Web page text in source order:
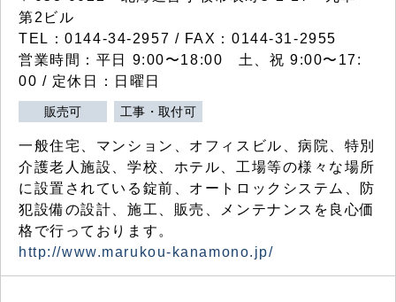
第2ビル
TEL：0144-34-2957 / FAX：0144-31-2955
営業時間：平日 9:00〜18:00 土、祝 9:00〜17:
00 / 定休日：日曜日
販売可 工事・取付可
一般住宅、マンション、オフィスビル、病院、特別
介護老人施設、学校、ホテル、工場等の様々な場所
に設置されている錠前、オートロックシステム、防
犯設備の設計、施工、販売、メンテナンスを良心価
格で行っております。
http://www.marukou-kanamono.jp/